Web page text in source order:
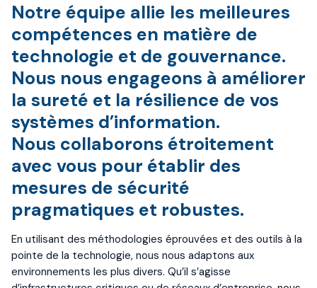
Notre équipe allie les meilleures
compétences en matière de
technologie et de gouvernance.
Nous nous engageons à améliorer
la sureté et la résilience de vos
systèmes d’information.
Nous collaborons étroitement
avec vous pour établir des
mesures de sécurité
pragmatiques et robustes.
En utilisant des méthodologies éprouvées et des outils à la
pointe de la technologie, nous nous adaptons aux
environnements les plus divers. Qu’il s’agisse